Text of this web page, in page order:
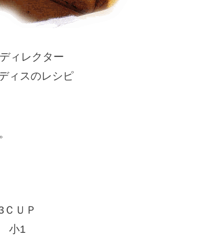
ィレクター
ィスのレシピ
Ｐ